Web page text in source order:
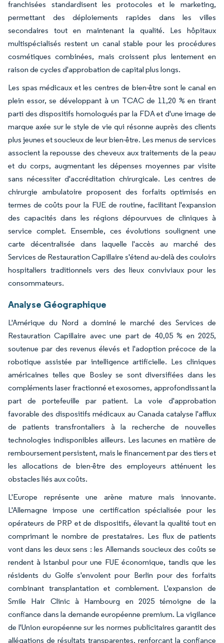
franchisées standardisent les protocoles et le marketing,
permettant des déploiements rapides dans les villes
secondaires tout en maintenant la qualité. Les hôpitaux
multispécialisés restent un canal stable pour les procédures
cosmétiques combinées, mais croissent plus lentement en
raison de cycles d'approbation de capital plus longs.
Les spas médicaux et les centres de bien-être sont le canal en
plein essor, se développant à un TCAC de 11,20 % en tirant
parti des dispositifs homologués par la FDA et d'une image de
marque axée sur le style de vie qui résonne auprès des clients
plus jeunes et soucieux de leur bien-être. Les menus de services
associent la repousse des cheveux aux traitements de la peau
et du corps, augmentant les dépenses moyennes par visite
sans nécessiter d'accréditation chirurgicale. Les centres de
chirurgie ambulatoire proposent des forfaits optimisés en
termes de coûts pour la FUE de routine, facilitant l'expansion
des capacités dans les régions dépourvues de cliniques à
service complet. Ensemble, ces évolutions soulignent une
carte décentralisée dans laquelle l'accès au marché des
Services de Restauration Capillaire s'étend au-delà des couloirs
hospitaliers traditionnels vers des lieux conviviaux pour les
consommateurs.
Analyse Géographique
L'Amérique du Nord a dominé le marché des Services de
Restauration Capillaire avec une part de 40,05 % en 2025,
soutenue par des revenus élevés et l'adoption précoce de la
robotique assistée par intelligence artificielle. Les cliniques
américaines telles que Bosley se sont diversifiées dans les
compléments laser fractionné et exosomes, approfondissant la
part de portefeuille par patient. La voie d'approbation
favorable des dispositifs médicaux au Canada catalyse l'afflux
de patients transfrontaliers à la recherche de nouvelles
technologies indisponibles ailleurs. Les lacunes en matière de
remboursement persistent, mais le financement par des tiers et
les allocations de bien-être des employeurs atténuent les
obstacles liés aux coûts.
L'Europe représente une arène mature mais innovante.
L'Allemagne impose une certification spécialisée pour les
opérateurs de PRP et de dispositifs, élevant la qualité tout en
comprimant le nombre de prestataires. Les flux de patients
vont dans les deux sens : les Allemands soucieux des coûts se
rendent à Istanbul pour une FUE économique, tandis que les
résidents du Golfe s'envolent pour Berlin pour des forfaits
combinant transplantation et comblement. L'expansion de
Smile Hair Clinic à Hambourg en 2025 témoigne de la
confiance dans la demande européenne premium. La vigilance
de l'Union européenne sur les normes publicitaires garantit des
allégations de résultats transparentes, renforçant la confiance